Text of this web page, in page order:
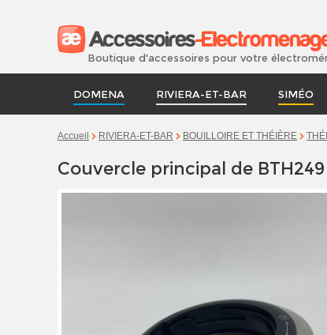
Boutique d'accessoires pour votre
DOMENA RIVIERA-ET-BAR SIMÉO
Accueil RIVIERA-ET-BAR BOUILLOIRE ET THÉIÈRE
Couvercle principal de